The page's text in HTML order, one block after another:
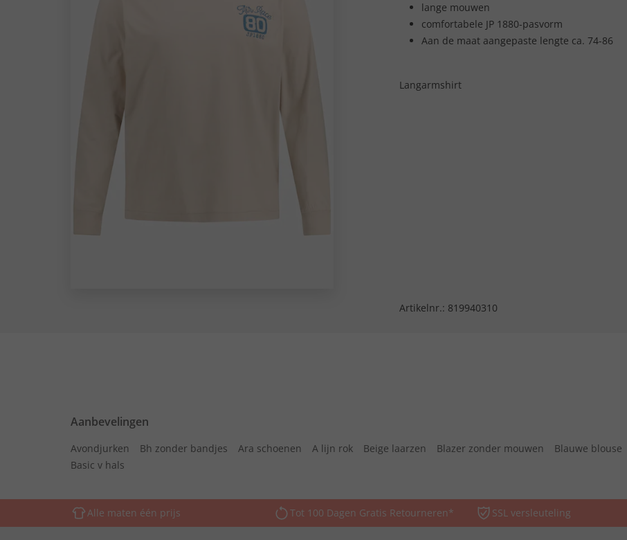
lange mouwen
comfortabele JP 1880-pasvorm
Aan de maat aangepaste lengte ca. 74-86
Langarmshirt
Artikelnr.: 819940310
Aanbevelingen
Avondjurken Bh zonder bandjes Ara schoenen A lijn rok Beige laarzen Blazer zonder mouwen Blauwe blouse
Basic v hals
Alle maten één prijs Tot 100 Dagen Gratis Retourneren* SSL versleuteling